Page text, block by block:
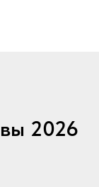
2026